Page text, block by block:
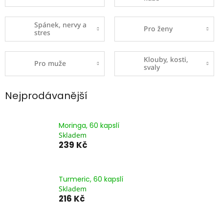
Spánek, nervy a
stres
Pro ženy
Pro muže
Klouby, kosti,
svaly
Nejprodávanější
Moringa, 60 kapslí
Skladem
239 Kč
Turmeric, 60 kapslí
Skladem
216 Kč